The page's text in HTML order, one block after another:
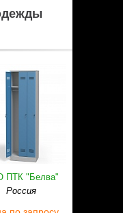
ПТК "Белва"
Россия